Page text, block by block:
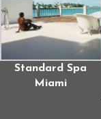
Standard Spa
Miami